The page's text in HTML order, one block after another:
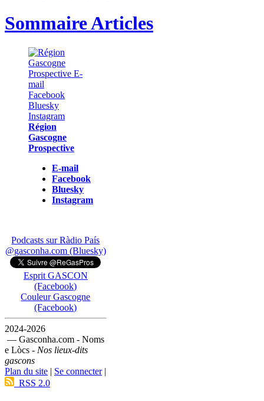
Sommaire Articles
Région
Gascogne
Prospective
E-mail
Facebook
Bluesky
Instagram
Podcasts sur Ràdio País
@gasconha.com (Bluesky)
Esprit GASCON
(Facebook)
Couleur Gascogne
(Facebook)
2024-2026
— Gasconha.com - Noms
e Lòcs - Nos lieux-dits
gascons
Plan du site | Se connecter|
RSS 2.0